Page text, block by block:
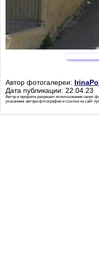
Автор фотогалереи:
Дата публикации: 22.04.23
Автор в профиле разрешил использование своих
указанием автора фотографии и ссылки на сайт